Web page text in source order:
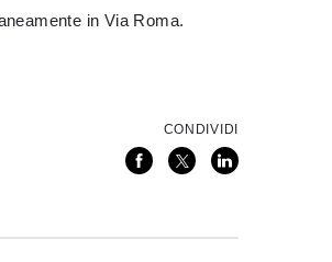
in Via Roma.
CONDIVIDI